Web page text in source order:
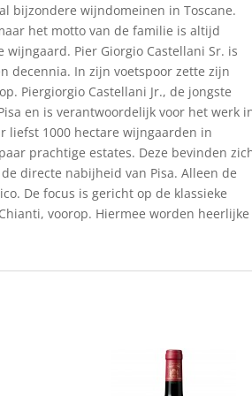
bijzondere wijndomeinen in Toscane.
het motto van de familie is altijd
Pier Giorgio Castellani Sr. is
decennia. In zijn voetspoor zette zijn
Piergiorgio Castellani Jr., de jongste
en is verantwoordelijk voor het werk
liefst 1000 hectare wijngaarden in
prachtige estates. Deze bevinden
directe nabijheid van Pisa. Alleen de
De focus is gericht op de klassieke
voorop. Hiermee worden heerlijke